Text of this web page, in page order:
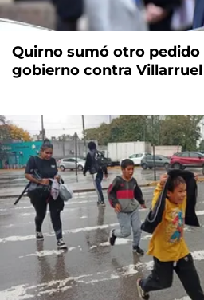
Quirno sumó otro pedido
gobierno contra Villarruel